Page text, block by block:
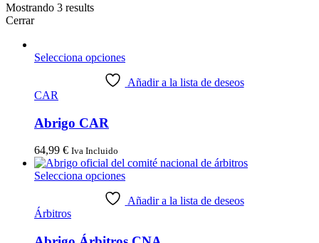
Mostrando 3 results
Cerrar
Selecciona opciones
Añadir a la lista de deseos
CAR
Abrigo CAR
64,99 € Iva Incluido
Selecciona opciones
Añadir a la lista de deseos
Árbitros